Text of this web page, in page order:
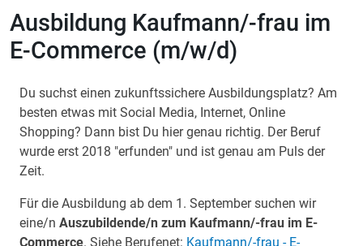
Ausbildung Kaufmann/-frau im
E-Commerce (m/w/d)
Du suchst einen zukunftssichere Ausbildungsplatz? Am
besten etwas mit Social Media, Internet, Online
Shopping? Dann bist Du hier genau richtig. Der Beruf
wurde erst 2018 "erfunden" und ist genau am Puls der
Zeit.
Für die Ausbildung ab dem 1. September suchen wir
eine/n Auszubildende/n zum Kaufmann/-frau im E-
Commerce. Siehe Berufenet: Kaufmann/-frau - E-